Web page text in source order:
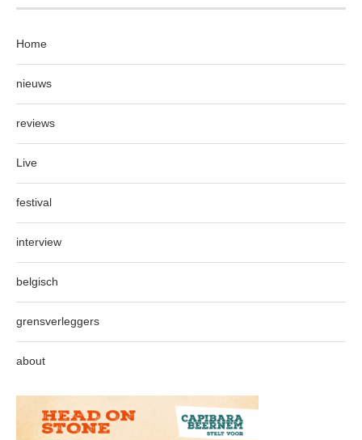
Home
nieuws
reviews
Live
festival
interview
belgisch
grensverleggers
about